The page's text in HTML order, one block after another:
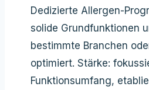
Dedizierte Allergen-
solide Grundfunktionen
bestimmte Branchen
optimiert. Stärke:
Funktionsumfang,